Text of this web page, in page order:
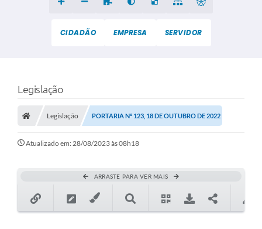
CIDADÃO EMPRESA SERVIDOR
Legislação
Legislação PORTARIA Nº 123, 18 DE OUTUBRO DE 2022
Atualizado em: 28/08/2023 às 08h18
ARRASTE PARA VER MAIS